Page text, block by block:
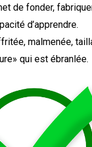
de fonder,
d’apprendre.
malmenée,
qui est ébranlée.